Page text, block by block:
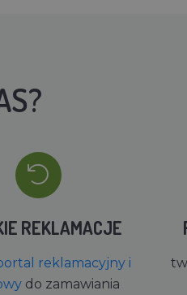
REKLAMACJE
reklamacyjny i
do zamawiania